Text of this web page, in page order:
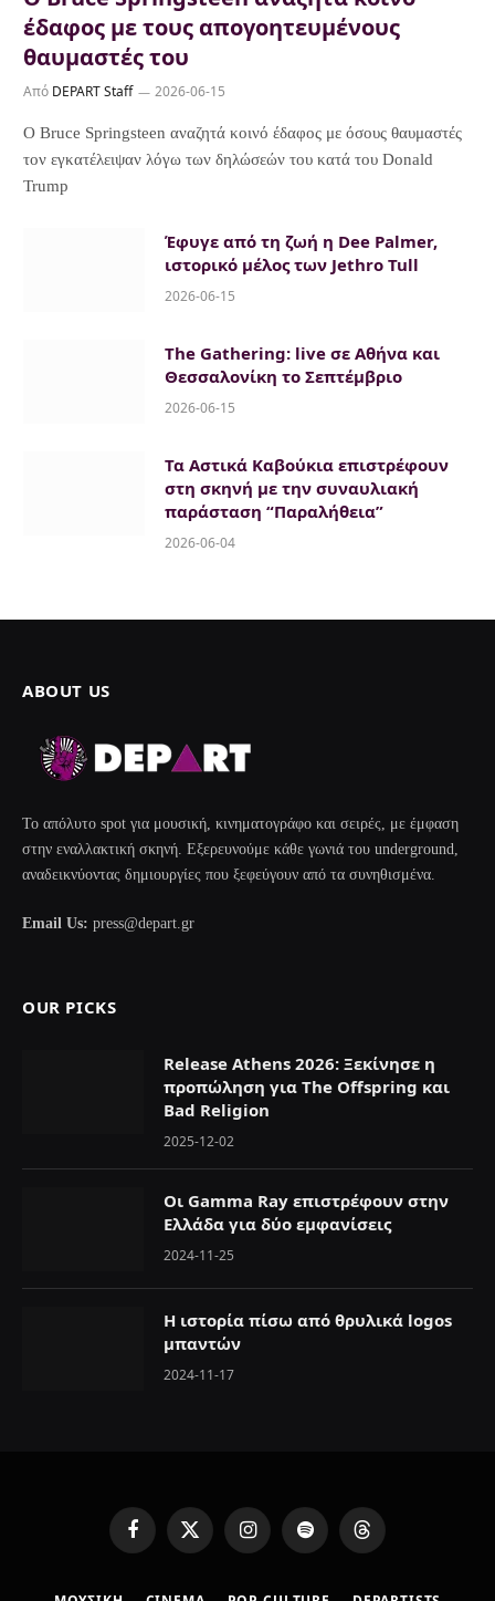
έδαφος με τους απογοητευμένους
θαυμαστές του
Από DEPART Staff 2026-06-15
Ο Bruce Springsteen αναζητά κοινό έδαφος με όσους θαυμαστές
τον εγκατέλειψαν λόγω των δηλώσεών του κατά του Donald
Trump
Έφυγε από τη ζωή η Dee Palmer,
ιστορικό μέλος των Jethro Tull
2026-06-15
The Gathering: live σε Αθήνα και
Θεσσαλονίκη το Σεπτέμβριο
2026-06-15
Τα Αστικά Καβούκια επιστρέφουν
στη σκηνή με την συναυλιακή
παράσταση “Παραλήθεια”
2026-06-04
ABOUT US
Το απόλυτο spot για μουσική, κινηματογράφο και σειρές, με έμφαση
στην εναλλακτική σκηνή. Εξερευνούμε κάθε γωνιά του underground,
αναδεικνύοντας δημιουργίες που ξεφεύγουν από τα συνηθισμένα.
Email Us: press@depart.gr
OUR PICKS
Release Athens 2026: Ξεκίνησε η
προπώληση για Τhe Offspring και
Bad Religion
2025-12-02
Οι Gamma Ray επιστρέφουν στην
Ελλάδα για δύο εμφανίσεις
2024-11-25
Η ιστορία πίσω από θρυλικά logos
μπαντών
2024-11-17
F
X
I
S
T